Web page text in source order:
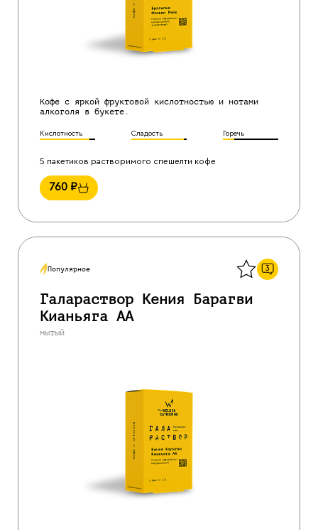
Кофе с яркой фруктовой кислотностью и нотами
алкоголя в букете.
Кислотность Сладость Горечь
5 пакетиков растворимого спешелти кофе
760 ₽
Популярное 3
Галараствор Кения Барагви
Кианьяга АА
мытый